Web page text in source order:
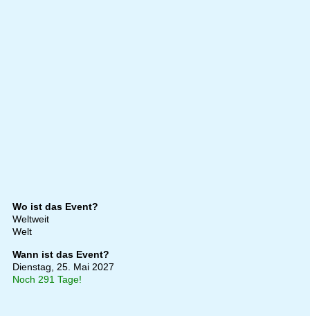
Wo ist das Event?
Weltweit
Welt
Wann ist das Event?
Dienstag, 25. Mai 2027
Noch 291 Tage!